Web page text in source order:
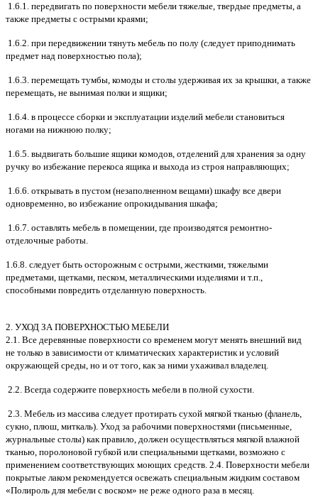
1.6.1. передвигать по поверхности мебели тяжелые, твердые предметы, а
также предметы с острыми краями;
1.6.2. при передвижении тянуть мебель по полу (следует приподнимать
предмет над поверхностью пола);
1.6.3. перемещать тумбы, комоды и столы удерживая их за крышки, а также
перемещать, не вынимая полки и ящики;
1.6.4. в процессе сборки и эксплуатации изделий мебели становиться
ногами на нижнюю полку;
1.6.5. выдвигать большие ящики комодов, отделений для хранения за одну
ручку во избежание перекоса ящика и выхода из строя направляющих;
1.6.6. открывать в пустом (незаполненном вещами) шкафу все двери
одновременно, во избежание опрокидывания шкафа;
1.6.7. оставлять мебель в помещении, где производятся ремонтно-
отделочные работы.
1.6.8. следует быть осторожным с острыми, жесткими, тяжелыми
предметами, щетками, песком, металлическими изделиями и т.п.,
способными повредить отделанную поверхность.
2. УХОД ЗА ПОВЕРХНОСТЬЮ МЕБЕЛИ
2.1. Все деревянные поверхности со временем могут менять внешний вид
не только в зависимости от климатических характеристик и условий
окружающей среды, но и от того, как за ними ухаживал владелец.
2.2. Всегда содержите поверхность мебели в полной сухости.
2.3. Мебель из массива следует протирать сухой мягкой тканью (фланель,
сукно, плюш, миткаль). Уход за рабочими поверхностями (письменные,
журнальные столы) как правило, должен осуществляться мягкой влажной
тканью, поролоновой губкой или специальными щетками, возможно с
применением соответствующих моющих средств. 2.4. Поверхности мебели
покрытые лаком рекомендуется освежать специальным жидким составом
«Полироль для мебели с воском» не реже одного раза в месяц.